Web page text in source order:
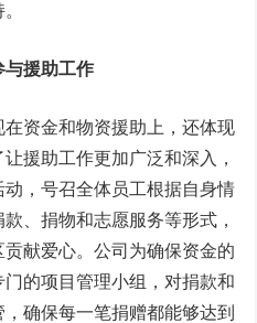
与援助工作
资金和物资援助上，还体现
援助工作更加广泛和深入，
，号召全体员工根据自身情
、捐物和志愿服务等形式，
献爱心。公司为确保资金的
的项目管理小组，对捐款和
确保每一笔捐赠都能够达到